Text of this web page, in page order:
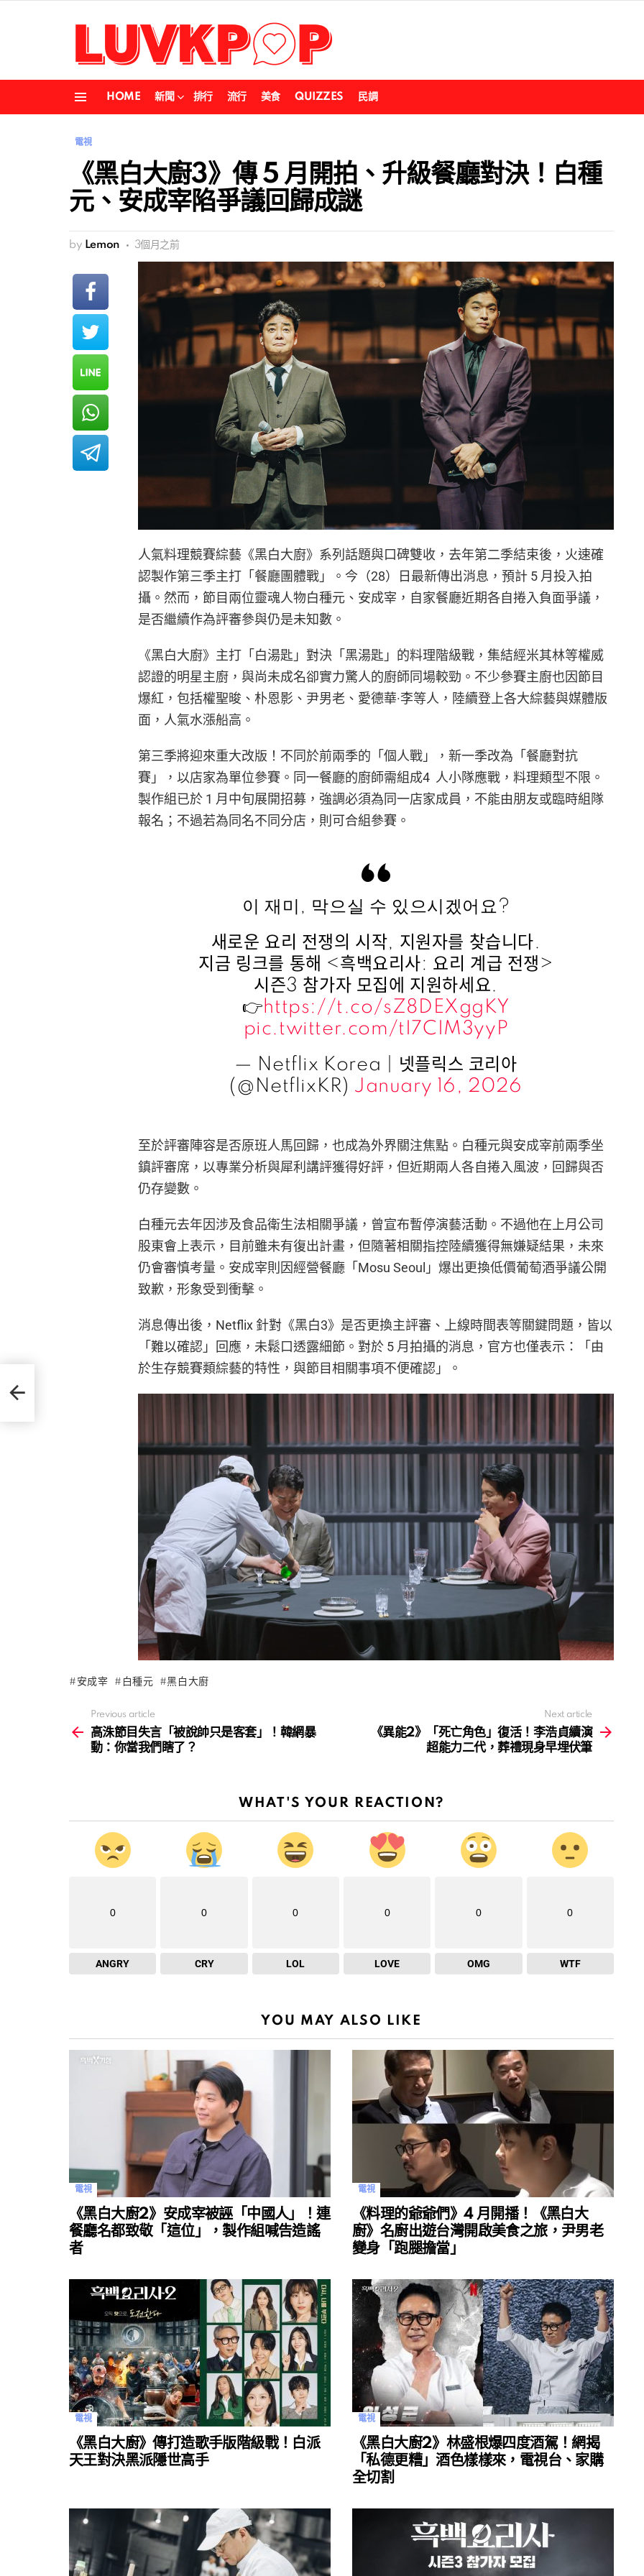
HOME 新聞 排行 流行 美食 QUIZZES 民調
電視
《黑白大廚3》傳 5 月開拍、升級餐廳對決！白種
元、安成宰陷爭議回歸成謎
by Lemon 3個月之前
人氣料理競賽綜藝《黑白大廚》系列話題與口碑雙收，去年第二季結束後，火速確
認製作第三季主打「餐廳團體戰」。今（28）日最新傳出消息，預計 5 月投入拍
攝。然而，節目兩位靈魂人物白種元、安成宰，自家餐廳近期各自捲入負面爭議，
是否繼續作為評審參與仍是未知數。
《黑白大廚》主打「白湯匙」對決「黑湯匙」的料理階級戰，集結經米其林等權威
認證的明星主廚，與尚未成名卻實力驚人的廚師同場較勁。不少參賽主廚也因節目
爆紅，包括權聖晙、朴恩影、尹男老、愛德華·李等人，陸續登上各大綜藝與媒體版
面，人氣水漲船高。
第三季將迎來重大改版！不同於前兩季的「個人戰」，新一季改為「餐廳對抗
賽」，以店家為單位參賽。同一餐廳的廚師需組成4 人小隊應戰，料理類型不限。
製作組已於 1 月中旬展開招募，強調必須為同一店家成員，不能由朋友或臨時組隊
報名；不過若為同名不同分店，則可合組參賽。
이 재미, 막으실 수 있으시겠어요?
새로운 요리 전쟁의 시작, 지원자를 찾습니다.
지금 링크를 통해 <흑백요리사: 요리 계급 전쟁>
시즌3 참가자 모집에 지원하세요.
👉https://t.co/sZ8DEXggKY
pic.twitter.com/tI7CIM3yyP
— Netflix Korea｜넷플릭스 코리아
(@NetflixKR) January 16, 2026
至於評審陣容是否原班人馬回歸，也成為外界關注焦點。白種元與安成宰前兩季坐
鎮評審席，以專業分析與犀利講評獲得好評，但近期兩人各自捲入風波，回歸與否
仍存變數。
白種元去年因涉及食品衛生法相關爭議，曾宣布暫停演藝活動。不過他在上月公司
股東會上表示，目前雖未有復出計畫，但隨著相關指控陸續獲得無嫌疑結果，未來
仍會審慎考量。安成宰則因經營餐廳「Mosu Seoul」爆出更換低價葡萄酒爭議公開
致歉，形象受到衝擊。
消息傳出後，Netflix 針對《黑白3》是否更換主評審、上線時間表等關鍵問題，皆以
「難以確認」回應，未鬆口透露細節。對於 5 月拍攝的消息，官方也僅表示：「由
於生存競賽類綜藝的特性，與節目相關事項不便確認」。
安成宰 白種元 黑白大廚
more
Previous article
高洙節目失言「被說帥只是客套」！韓網暴
動：你當我們瞎了？
Next article
《異能2》「死亡角色」復活！李浩貞續演
超能力二代，葬禮現身早埋伏筆
WHAT'S YOUR REACTION?
0
ANGRY
0
CRY
0
LOL
0
LOVE
0
OMG
0
WTF
YOU MAY ALSO LIKE
電視
《黑白大廚2》安成宰被誣「中國人」！連
餐廳名都致敬「這位」，製作組喊告造謠
者
電視
《料理的爺爺們》4 月開播！《黑白大
廚》名廚出遊台灣開啟美食之旅，尹男老
變身「跑腿擔當」
電視
《黑白大廚》傳打造歌手版階級戰！白派
天王對決黑派隱世高手
電視
《黑白大廚2》林盛根爆四度酒駕！網揭
「私德更糟」酒色樣樣來，電視台、家購
全切割